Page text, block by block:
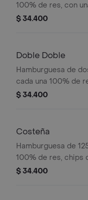
100% de res, con
queso tipo
$ 34.400
Doble Doble
Hamburguesa de
cada una 100% de
queso tipo
$ 34.400
Costeña
Hamburguesa de
100% de res, chips
queso costeño
$ 34.400